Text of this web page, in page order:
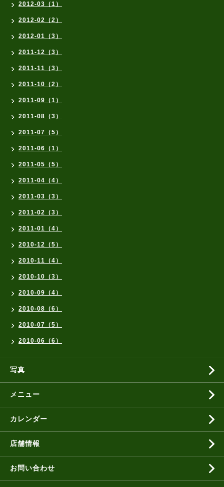
2012-03（1）
2012-02（2）
2012-01（3）
2011-12（3）
2011-11（3）
2011-10（2）
2011-09（1）
2011-08（3）
2011-07（5）
2011-06（1）
2011-05（5）
2011-04（4）
2011-03（3）
2011-02（3）
2011-01（4）
2010-12（5）
2010-11（4）
2010-10（3）
2010-09（4）
2010-08（6）
2010-07（5）
2010-06（6）
写真
メニュー
カレンダー
店舗情報
お問い合わせ